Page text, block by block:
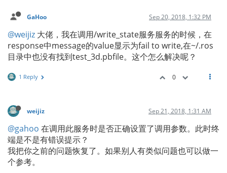
GaHoo Sep 20, 2018, 1:32 PM
@weijiz 大佬，我在调用/write_state服务服务的时候，在
response中message的value显示为fail to write,在~/.ros
目录中也没有找到test_3d.pbfile。这个怎么解决呢？
1 Reply 0
weijiz Sep 21, 2018, 1:31 AM
@gahoo 在调用此服务时是否正确设置了调用参数。此时终
端是不是有错误提示？
我把你之前的问题恢复了。如果别人有类似问题也可以做一
个参考。